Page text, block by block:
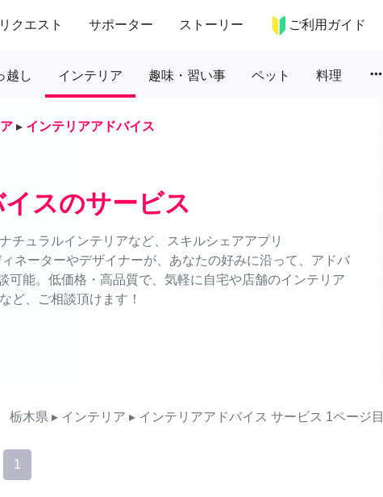
リクエスト サポーター ストーリー ご利用ガイド
越し インテリア 趣味・習い事 ペット 料理 more_horiz
▸ インテリアアドバイス
スのサービス
チュラルインテリアなど、スキルシェアアプリ
ネーターやデザイナーが、あなたの好みに沿って、アドバ
可能。低価格・高品質で、気軽に自宅や店舗のインテリア
ど、ご相談頂けます！
栃木県 ▸ インテリア ▸ インテリアアドバイス サービス 1ページ目
1